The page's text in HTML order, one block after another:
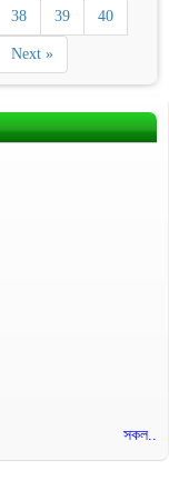
38 39 40
Next »
সকল..